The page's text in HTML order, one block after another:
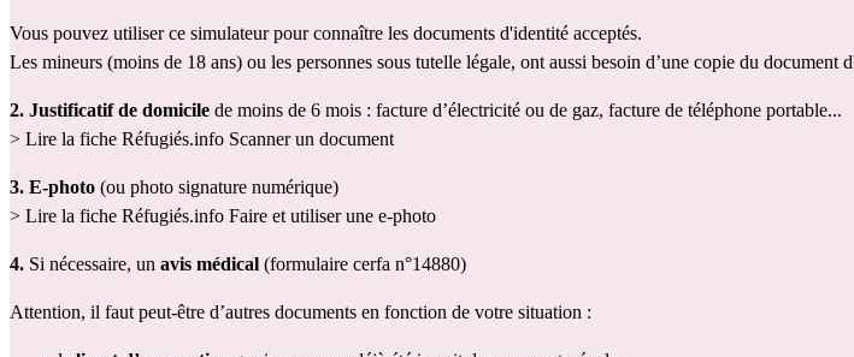
Vous pouvez utiliser ce simulateur pour connaître les documents d'identité acceptés.
Les mineurs (moins de 18 ans) ou les personnes sous tutelle légale, ont aussi besoin d’une copie du document
2. Justificatif de domicile de moins de 6 mois : facture d’électricité ou de gaz, facture de téléphone portable...
> Lire la fiche Réfugiés.info Scanner un document
3. E-photo (ou photo signature numérique)
> Lire la fiche Réfugiés.info Faire et utiliser une e-photo
4. Si nécessaire, un avis médical (formulaire cerfa n°14880)
Attention, il faut peut-être d’autres documents en fonction de votre situation :